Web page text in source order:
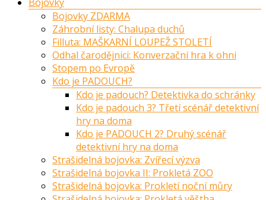
Bojovky ZDARMA
Záhrobní listy: Chalupa duchů
Filluta: MAŠKARNÍ LOUPEŽ STOLETÍ
Odhal čarodějnici: Konverzační hra k ohni
Stopem po Evropě
Kdo je PADOUCH?
Kdo je padouch? Detektivka do schránky
Kdo je padouch 3? Třetí scénář detektivní
hry na doma
Kdo je PADOUCH 2? Druhý scénář
detektivní hry na doma
Strašidelná bojovka: Zvířecí výzva
Strašidelná bojovka II: Prokletá ZOO
Strašidelná bojovka: Prokletí noční můry